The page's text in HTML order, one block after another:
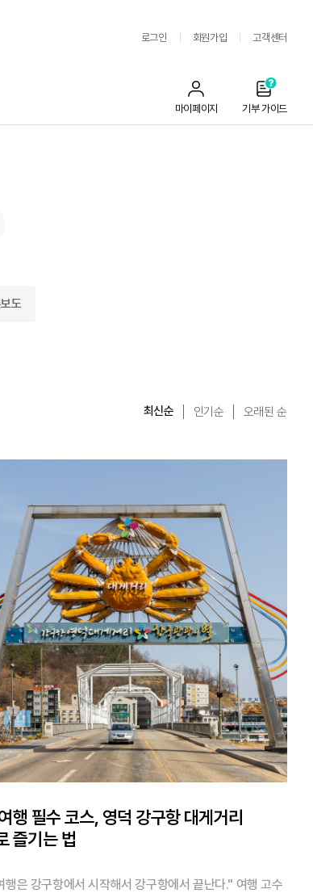
로그인 회원가입 고객센터
마이페이지 기부 가이드
도
최신순 인기순 오래된 순
행 필수 코스, 영덕 강구항 대게거리
즐기는 법
은 강구항에서 시작해서 강구항에서 끝난다." 여행 고수